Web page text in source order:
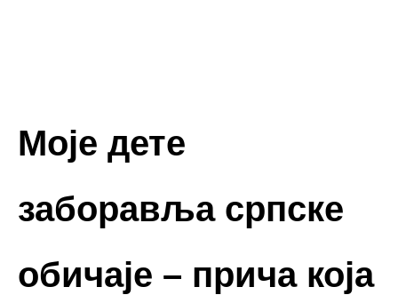
Моје дете
заборавља српске
обичаје – прича која